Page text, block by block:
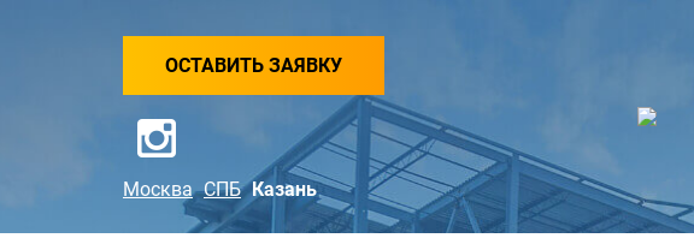
ОСТАВИТЬ ЗАЯВКУ
Москва СПБ Казань